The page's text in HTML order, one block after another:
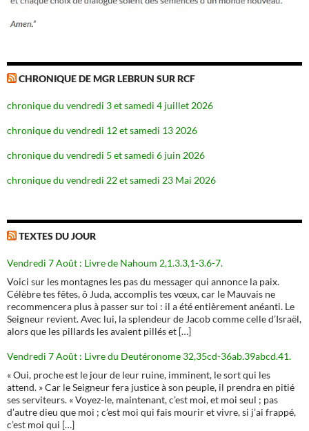
CHRONIQUE DE MGR LEBRUN SUR RCF
chronique du vendredi 3 et samedi 4 juillet 2026
chronique du vendredi 12 et samedi 13 2026
chronique du vendredi 5 et samedi 6 juin 2026
chronique du vendredi 22 et samedi 23 Mai 2026
TEXTES DU JOUR
Vendredi 7 Août : Livre de Nahoum 2,1.3.3,1-3.6-7.
Voici sur les montagnes les pas du messager qui annonce la paix.
Célèbre tes fêtes, ô Juda, accomplis tes vœux, car le Mauvais ne
recommencera plus à passer sur toi : il a été entièrement anéanti. Le
Seigneur revient. Avec lui, la splendeur de Jacob comme celle d’Israël,
alors que les pillards les avaient pillés et […]
Vendredi 7 Août : Livre du Deutéronome 32,35cd-36ab.39abcd.41.
« Oui, proche est le jour de leur ruine, imminent, le sort qui les
attend. » Car le Seigneur fera justice à son peuple, il prendra en pitié
ses serviteurs. « Voyez-le, maintenant, c’est moi, et moi seul ; pas
d’autre dieu que moi ; c’est moi qui fais mourir et vivre, si j’ai frappé,
c’est moi qui […]